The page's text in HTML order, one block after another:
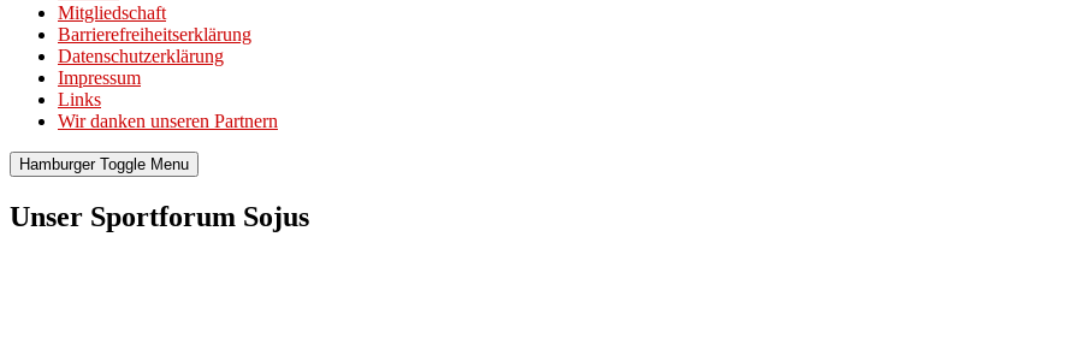
Mitgliedschaft
Barrierefreiheitserklärung
Datenschutzerklärung
Impressum
Links
Wir danken unseren Partnern
Hamburger Toggle Menu
Unser Sportforum Sojus